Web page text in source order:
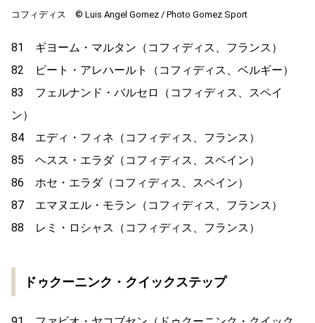
コフィディス ©︎ Luis Angel Gomez / Photo Gomez Sport
81 ギヨーム・マルタン（コフィディス、フランス）
82 ピート・アレハールト（コフィディス、ベルギー）
83 フェルナンド・バルセロ（コフィディス、スペイ
ン）
84 エディ・フィネ（コフィディス、フランス）
85 ヘスス・エラダ（コフィディス、スペイン）
86 ホセ・エラダ（コフィディス、スペイン）
87 エマヌエル・モラン（コフィディス、フランス）
88 レミ・ロシャス（コフィディス、フランス）
ドゥクーニンク・クイックステップ